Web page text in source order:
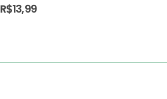
R$13,99